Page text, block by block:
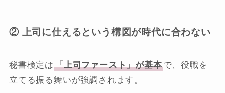
② 上司に仕えるという構図が時代に合わない
秘書検定は 「上司ファースト」が基本で、役職を
立てる振る舞いが強調されます。